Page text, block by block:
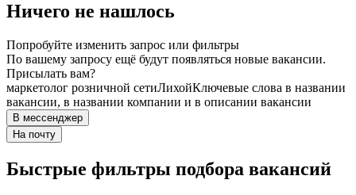
Ничего не нашлось
Попробуйте изменить запрос или фильтры
По вашему запросу ещё будут появляться новые вакансии.
Присылать вам?
маркетолог розничной сетиЛихойКлючевые слова в названии
вакансии, в названии компании и в описании вакансии
В мессенджер
На почту
Быстрые фильтры подбора вакансий